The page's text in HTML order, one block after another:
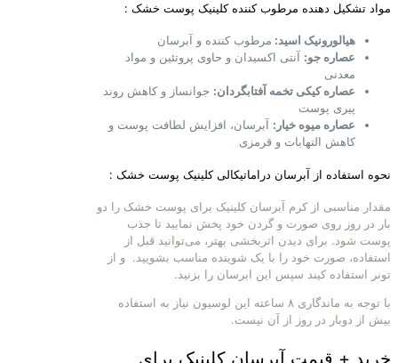
مواد تشکیل دهنده مرطوب کننده کلینیک پوست خشک :
هیالورونیک اسید: مرطوب کننده و آبرسان
عصاره جو: آنتی اکسیدان و حاوی پروتئین و مواد
معدنی
عصاره کیکی تخمه آفتابگردان: جوانساز و کاهش روند
پیری پوست
عصاره میوه خیار: آبرسان، افزایش لطافت پوست و
کاهش التهابات و قرمزی
نحوه استفاده از آبرسان دراماتیکالی کلینیک پوست خشک :
مقدار مناسبی از کرم آبرسان کلینیک برای پوست خشک را دو
بار در روز روی صورت و گردن خود پخش نمایید تا جذب
پوست شود. برای دیدن اثربخشی بهتر، می‌توانید قبل از
استفاده، صورت خود را با یک شوینده مناسب بشویید. و از
تونر استفاده کیند سپس این ابرسان را بزنید.
با توجه به ماندگاری ۸ ساعته این لوسیون نیاز به استفاده
بیش از دوبار در روز از آن نیست.
خرید + قیمت آبرسان کلینیک برای